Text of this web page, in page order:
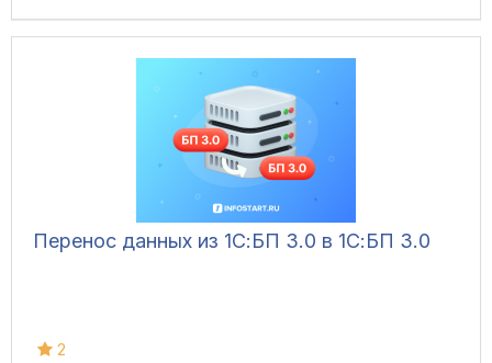
Перенос данных из 1С:БП 3.0 в 1С:БП 3.0
2